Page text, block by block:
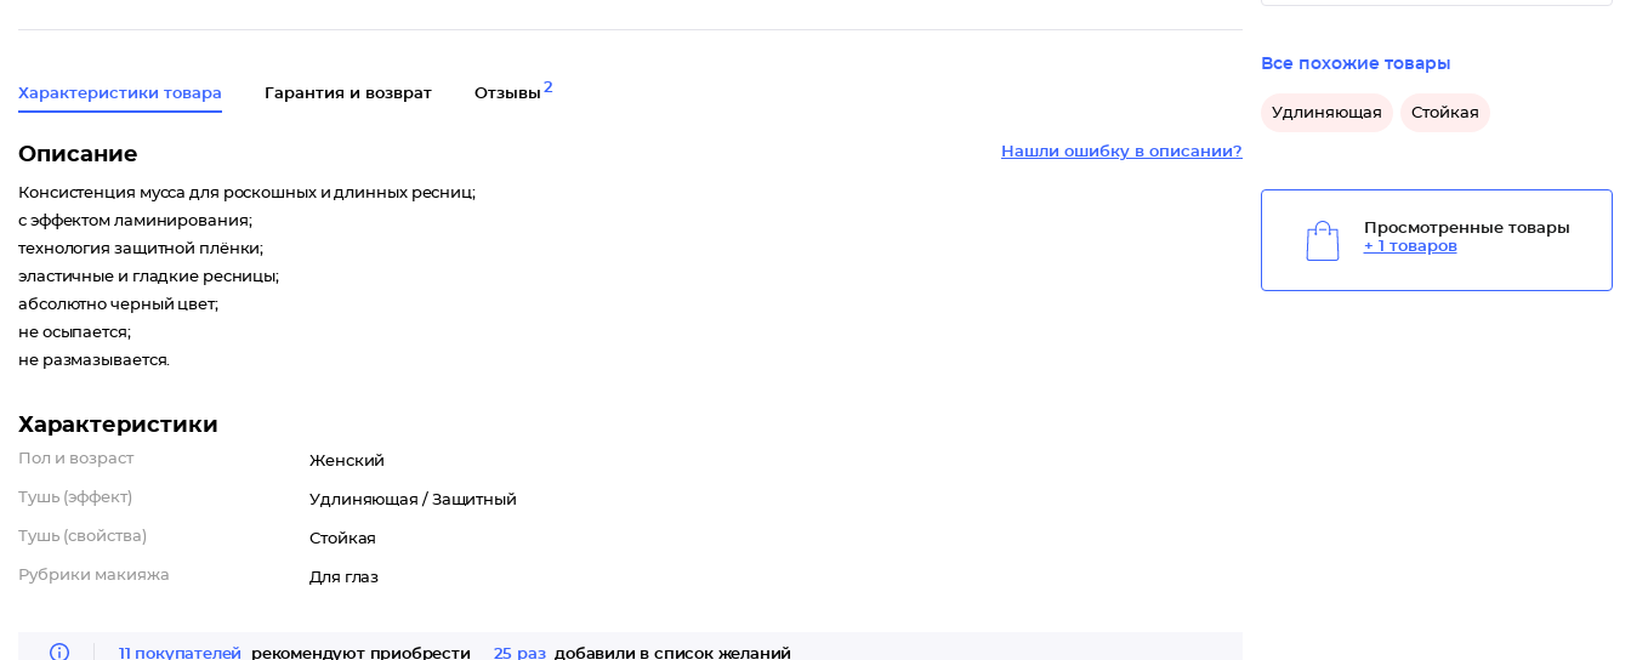
Характеристики товара Гарантия и возврат Отзывы 2
Нашли ошибку в описании?
Описание
Консистенция мусса для роскошных и длинных ресниц;
с эффектом ламинирования;
технология защитной плёнки;
эластичные и гладкие ресницы;
абсолютно черный цвет;
не осыпается;
не размазывается.
Характеристики
Пол и возраст Женский
Тушь (эффект) Удлиняющая / Защитный
Тушь (свойства) Стойкая
Рубрики макияжа Для глаз
11 покупателей рекомендуют приобрести 25 раз добавили в список желаний
Все похожие товары
Удлиняющая Стойкая
Просмотренные товары
+ 1 товаров